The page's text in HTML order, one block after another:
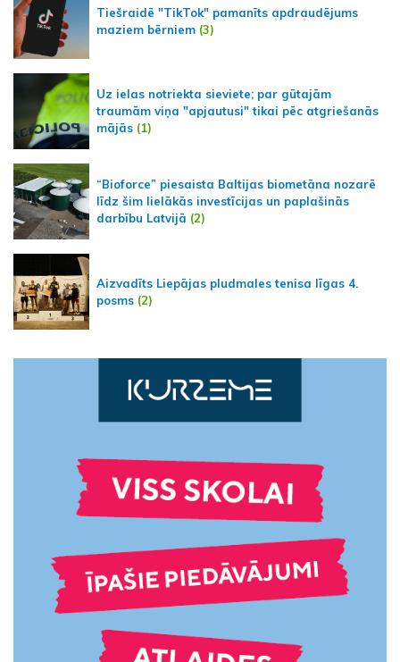
Tiešraidē "TikTok" pamanīts apdraudējums
maziem bērniem (3)
Uz ielas notriekta sieviete; par gūtajām
traumām viņa "apjautusi" tikai pēc atgriešanās
mājās (1)
“Bioforce” piesaista Baltijas biometāna nozarē
līdz šim lielākās investīcijas un paplašinās
darbību Latvijā (2)
Aizvadīts Liepājas pludmales tenisa līgas 4.
posms (2)